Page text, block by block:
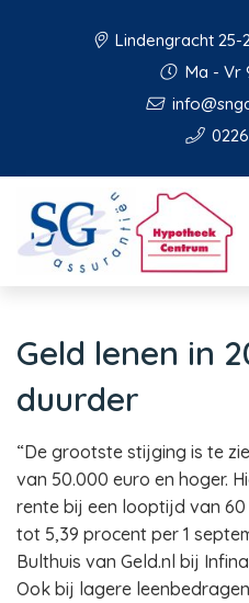
Lindengracht 25-
Ma - Vr
Geld lenen in
duurder
“De grootste stijging is te
van 50.000 euro en hoger.
rente bij een looptijd van 60
tot 5,39 procent per 1
Bulthuis van Geld.nl bij
Ook bij lagere